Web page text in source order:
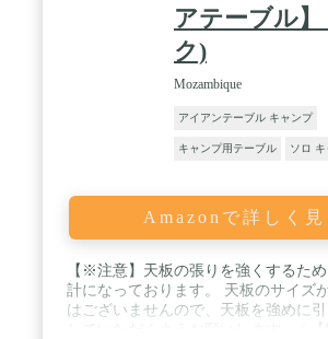
アテーブル】
ク)
Mozambique
アイアンテーブル キャンプ
キャンプ用テーブル ソロ
Amazonで詳しく見
【※注意】天板の張りを強くするた
計になっております。 天板のサイズ
はございませんので、天板を強めに